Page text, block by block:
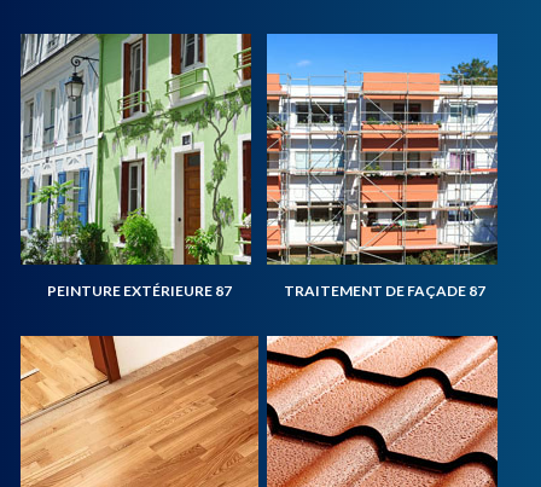
PEINTURE EXTÉRIEURE 87 TRAITEMENT DE FAÇADE 87